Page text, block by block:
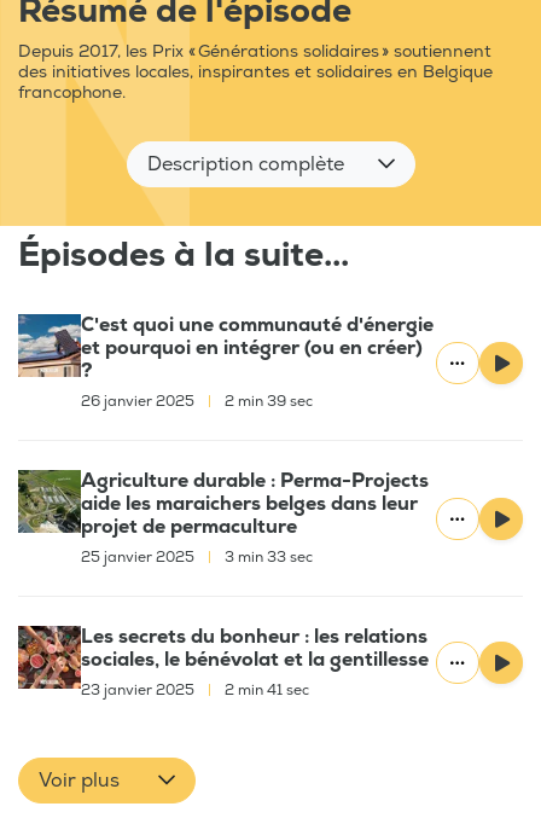
Résumé de l'épisode
Depuis 2017, les Prix « Générations solidaires » soutiennent
des initiatives locales, inspirantes et solidaires en Belgique
francophone.
Description complète
Épisodes à la suite...
C'est quoi une communauté d'énergie
et pourquoi en intégrer (ou en créer)
?
26 janvier 2025 2 min 39 sec
Agriculture durable : Perma-Projects
aide les maraichers belges dans leur
projet de permaculture
25 janvier 2025 3 min 33 sec
Les secrets du bonheur : les relations
sociales, le bénévolat et la gentillesse
23 janvier 2025 2 min 41 sec
Voir plus